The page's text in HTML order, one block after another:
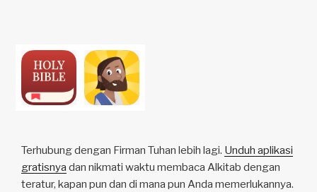
Terhubung dengan Firman Tuhan lebih lagi. Unduh aplikasi
gratisnya dan nikmati waktu membaca Alkitab dengan
teratur, kapan pun dan di mana pun Anda memerlukannya.